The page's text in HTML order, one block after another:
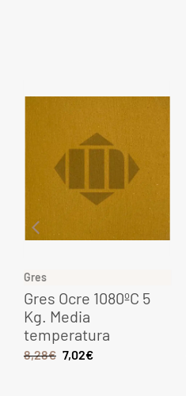
Gres
Gres Ocre 1080ºC 5
Kg. Media
temperatura
8,28€ 7,02€